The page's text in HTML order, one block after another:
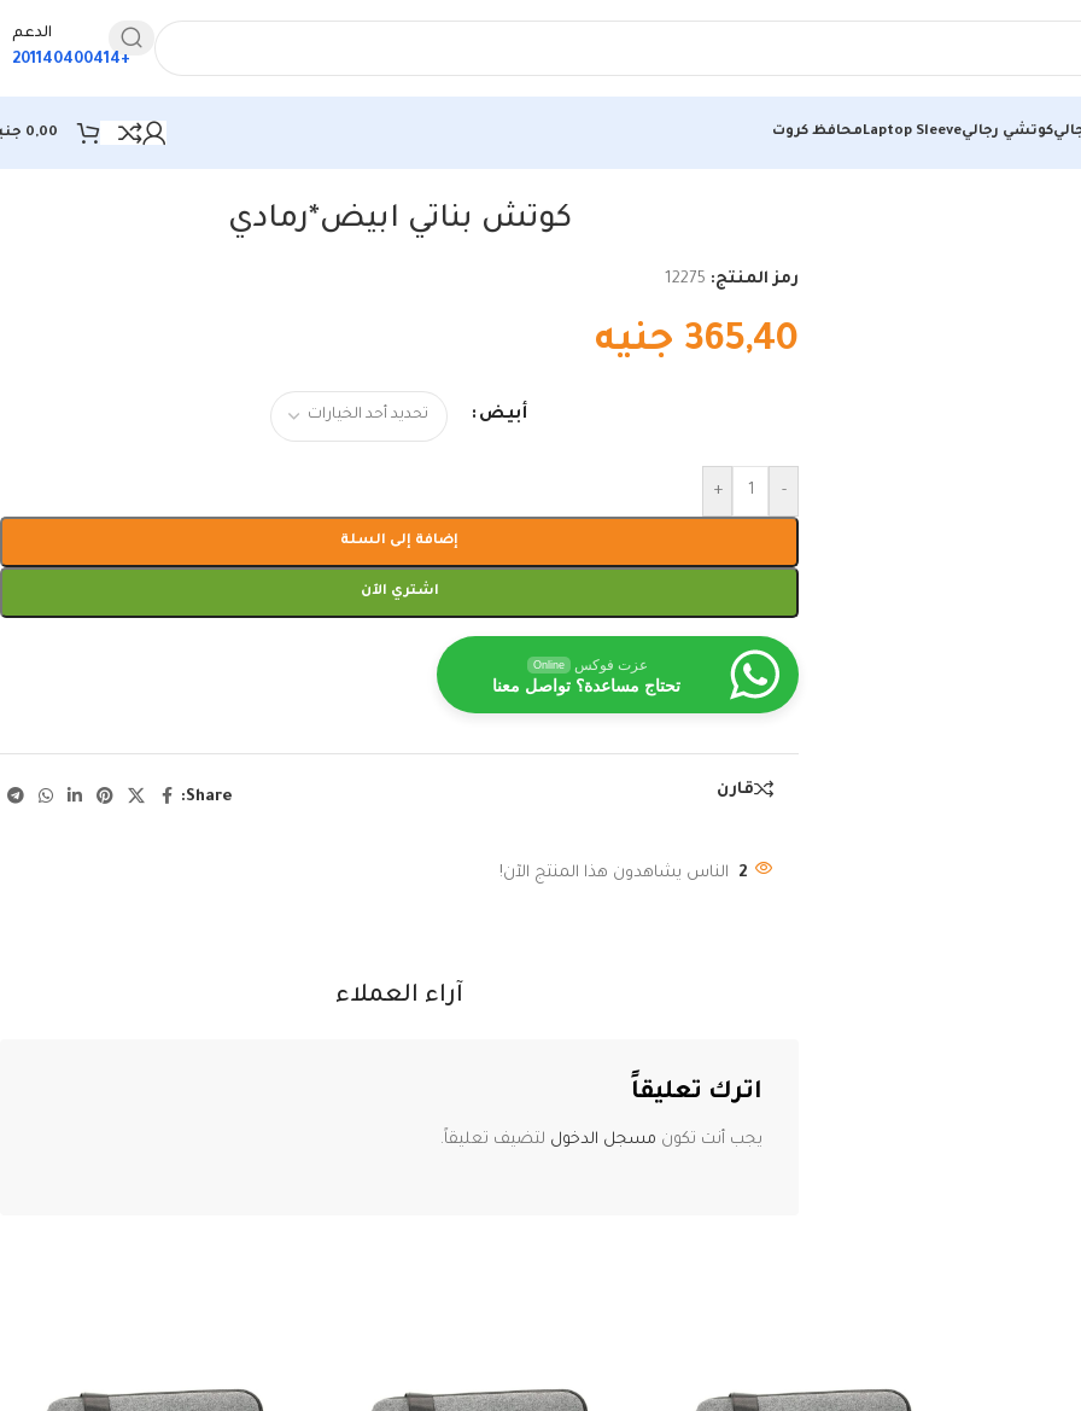
الدعم
+201140400414
كوتشي رجاليLaptop Sleeveمحافظ كروت 0,00
كوتش بناتي ابيض*رمادي
رمز المنتج: 12275
365,40 جنيه
أبيض
-
+
إضافة إلى السلة
اشتري الآن
عزت فوكس Online
تحتاج مساعدة؟ تواصل معنا
قارن Share:
2 الناس يشاهدون هذا المنتج الآن!
آراء العملاء
اترك تعليقاً
يجب أنت تكون مسجل الدخول لتضيف تعليقاً.